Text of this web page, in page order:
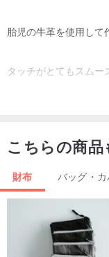
胎児の牛革を使用して
タッチがとてもスムー
イタリア製タイヤ牛革
*サイズの説明：
幅11cmx高さ8cmx厚さ
こちらの商
財布 バッグ・